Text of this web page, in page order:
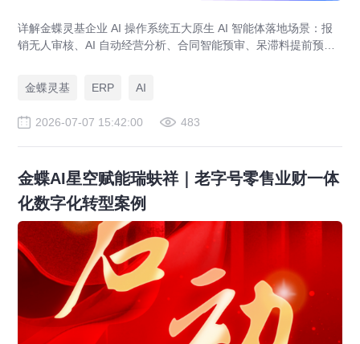
详解金蝶灵基企业 AI 操作系统五大原生 AI 智能体落地场景：报
销无人审核、AI 自动经营分析、合同智能预审、呆滞料提前预
金蝶灵基
ERP AI
2026-07-07 15:42:00 483
金蝶AI星空赋能瑞蚨祥｜老字号零售业财一体
化数字化转型案例